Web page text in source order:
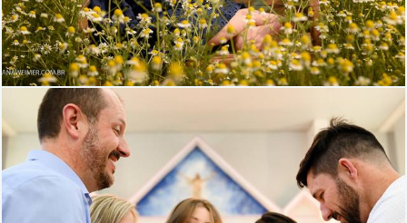
1699 71